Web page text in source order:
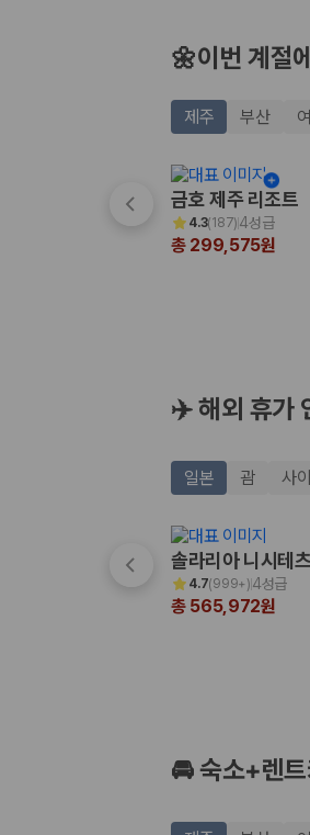
Q. 가족 여행에는 어떤 제주 렌트카를 비교
제주렌트카 가격비교 주요 링크
국내 렌트카 가격비교
해외 렌트카 가격비교
🌼이번 계절
제주 부산
금호 제주 리조트
4.3(187) 4성급
총 299,575원
✈️ 해외 휴가
일본 괌 사
솔라리아 니시테
4.7(999+)4성급
총 565,972원
🚘 숙소+렌